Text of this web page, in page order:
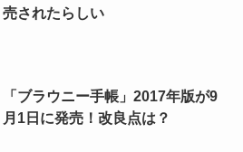
売されたらしい
「ブラウニー手帳」2017年版が9
月1日に発売！改良点は？